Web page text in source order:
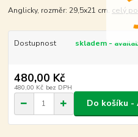
Anglicky, rozměr: 29,5x21 cm. celý
Dostupnost skladem -
480,00 Kč
480,00 Kč bez DPH
Do košíku